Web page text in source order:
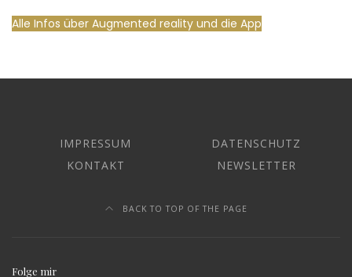
Alle Infos über Augmented reality und die App
IMPRESSUM
DATENSCHUTZ
KONTAKT
NEWSLETTER
BACK TO TOP OF THE PAGE
Folge mir